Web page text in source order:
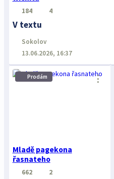
184 4
V textu
Sokolov
13.06.2026, 16:37
Prodám
Mladě pagekona
řasnateho
⋮
662 2